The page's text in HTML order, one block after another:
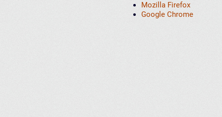
Mozilla Firefox
Google Chrome